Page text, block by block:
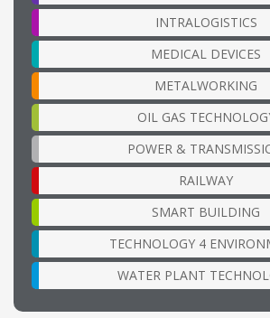
INTRALOGISTICS
MEDICAL DEVICES
METALWORKING
OIL GAS
POWER &
RAILWAY
SMART BUILDING
TECHNOLOGY 4
WATER PLANT